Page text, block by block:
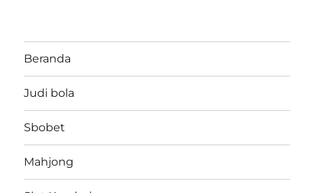
Beranda
Judi bola
Sbobet
Mahjong